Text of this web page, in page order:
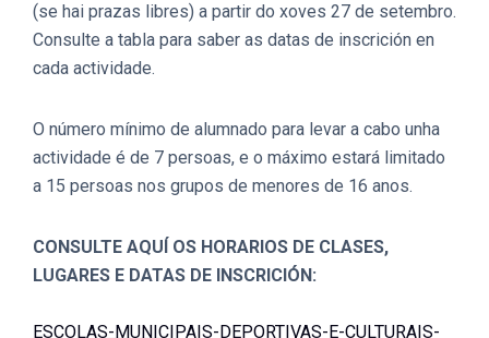
(se hai prazas libres) a partir do xoves 27 de setembro.
Consulte a tabla para saber as datas de inscrición en
cada actividade.
O número mínimo de alumnado para levar a cabo unha
actividade é de 7 persoas, e o máximo estará limitado
a 15 persoas nos grupos de menores de 16 anos.
CONSULTE AQUÍ OS HORARIOS DE CLASES,
LUGARES E DATAS DE INSCRICIÓN:
ESCOLAS-MUNICIPAIS-DEPORTIVAS-E-CULTURAIS-